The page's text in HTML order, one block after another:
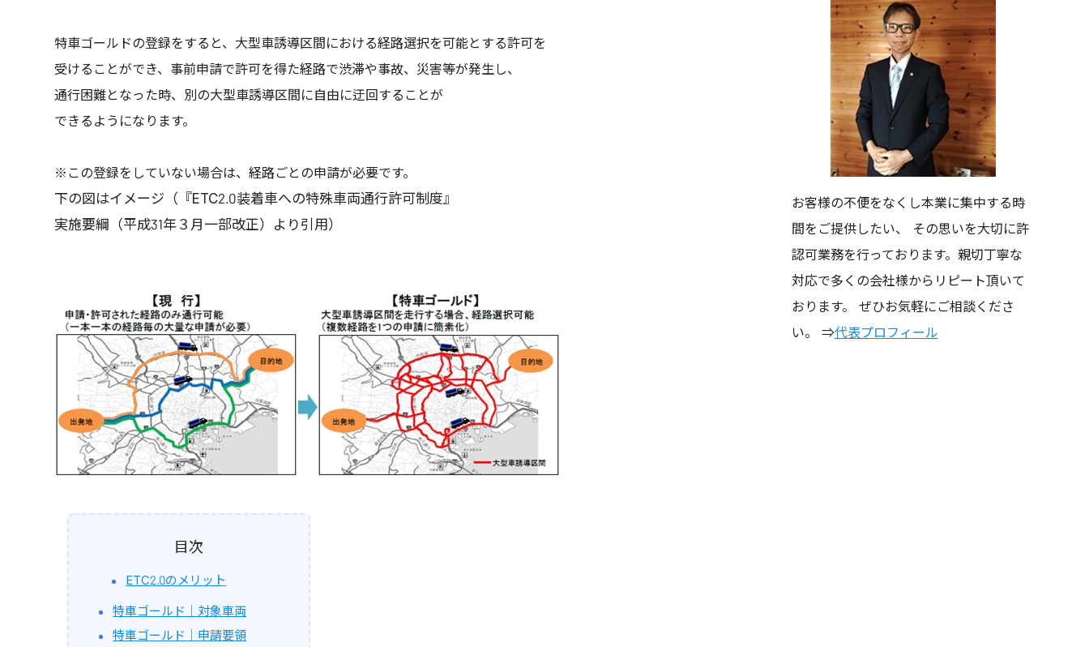
特車ゴールドの登録をすると、大型車誘導区間における経路選択を可能とする許可を
受けることができ、事前申請で許可を得た経路で渋滞や事故、災害等が発生し、
通行困難となった時、別の大型車誘導区間に自由に迂回することが
できるようになります。
※この登録をしていない場合は、経路ごとの申請が必要です。
下の図はイメージ（『ETC2.0装着車への特殊車両通行許可制度』
実施要綱（平成31年３月一部改正）より引用）
目次
ETC2.0のメリット
特車ゴールド｜対象車両
特車ゴールド｜申請要領
お客様の不便をなくし本業に集中する時
間をご提供したい、 その思いを大切に許
認可業務を行っております。親切丁寧な
対応で多くの会社様からリピート頂いて
おります。 ぜひお気軽にご相談くださ
い。 ⇒代表プロフィール